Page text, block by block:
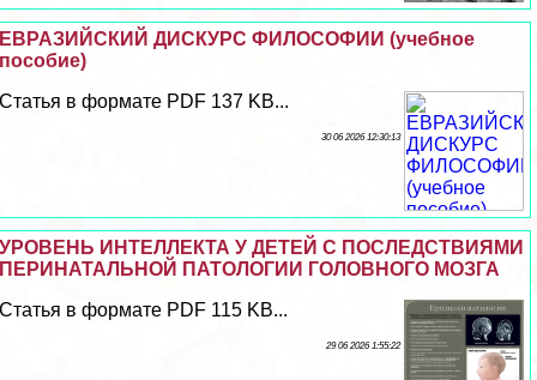
ЕВРАЗИЙСКИЙ ДИСКУРС ФИЛОСОФИИ (учебное
пособие)
Статья в формате PDF 137 KB...
30 06 2026 12:30:13
УРОВЕНЬ ИНТЕЛЛЕКТА У ДЕТЕЙ С ПОСЛЕДСТВИЯМИ
ПЕРИНАТАЛЬНОЙ ПАТОЛОГИИ ГОЛОВНОГО МОЗГА
Статья в формате PDF 115 KB...
29 06 2026 1:55:22